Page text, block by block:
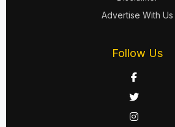
Advertise With Us
Follow Us